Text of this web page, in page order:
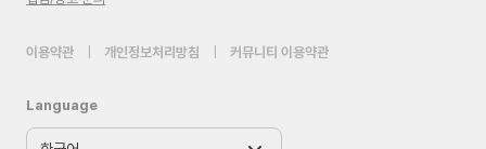
이용약관 개인정보처리방침 커뮤니티 이용약관
Language